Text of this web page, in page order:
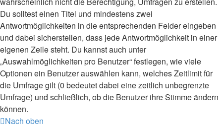
Du solltest einen Titel und mindestens zwei
Antwortmöglichkeiten in die entsprechenden Felder eingeben
und dabei sicherstellen, dass jede Antwortmöglichkeit in einer
eigenen Zeile steht. Du kannst auch unter
„Auswahlmöglichkeiten pro Benutzer“ festlegen, wie viele
Optionen ein Benutzer auswählen kann, welches Zeitlimit für
die Umfrage gilt (0 bedeutet dabei eine zeitlich unbegrenzte
Umfrage) und schließlich, ob die Benutzer ihre Stimme ändern
können.
Nach oben